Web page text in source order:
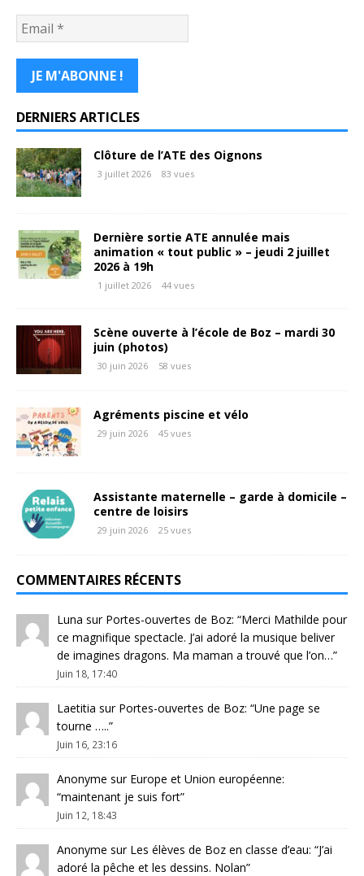
DERNIERS ARTICLES
Clôture de l’ATE des Oignons
3 juillet 2026 83 vues
Dernière sortie ATE annulée mais
animation « tout public » – jeudi 2 juillet
2026 à 19h
1 juillet 2026 44 vues
Scène ouverte à l’école de Boz – mardi 30
juin (photos)
30 juin 2026 58 vues
Agréments piscine et vélo
29 juin 2026 45 vues
Assistante maternelle – garde à domicile –
centre de loisirs
29 juin 2026 25 vues
COMMENTAIRES RÉCENTS
Luna sur Portes-ouvertes de Boz: “Merci Mathilde pour
ce magnifique spectacle. J’ai adoré la musique beliver
de imagines dragons. Ma maman a trouvé que l’on…”
Juin 18, 17:40
Laetitia sur Portes-ouvertes de Boz: “Une page se
tourne …..”
Juin 16, 23:16
Anonyme sur Europe et Union européenne:
“maintenant je suis fort”
Juin 12, 18:43
Anonyme sur Les élèves de Boz en classe d’eau: “J’ai
adoré la pêche et les dessins. Nolan”